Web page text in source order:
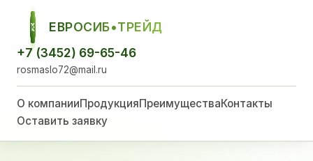
ЕСТ
ЕВРОСИБ•ТРЕЙД
+7 (3452) 69-65-46
rosmaslo72@mail.ru
О компанииПродукцияПреимуществаКонтакты
Оставить заявку